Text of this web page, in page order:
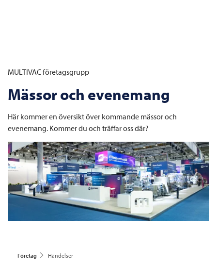
MULTIVACföretagsgrupp
Mässor och evenemang
Här kommer en översikt över kommande mässor och
evenemang. Kommer du och träffar oss där?
Företag Händelser